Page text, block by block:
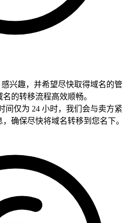
感兴趣，并希望尽快取得域名的管
的转移流程高效顺畅。
间仅为 24 小时，我们会与卖方紧
确保尽快将域名转移到您名下。